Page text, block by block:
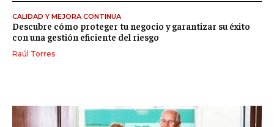
CALIDAD Y MEJORA CONTINUA
Descubre cómo proteger tu negocio y garantizar su éxito
con una gestión eficiente del riesgo
Raúl Torres